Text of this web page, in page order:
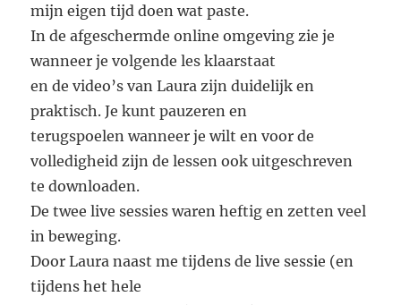
mijn eigen tijd doen wat paste.
In de afgeschermde online omgeving zie je
wanneer je volgende les klaarstaat
en de video’s van Laura zijn duidelijk en
praktisch. Je kunt pauzeren en
terugspoelen wanneer je wilt en voor de
volledigheid zijn de lessen ook uitgeschreven
te downloaden.
De twee live sessies waren heftig en zetten veel
in beweging.
Door Laura naast me tijdens de live sessie (en
tijdens het hele